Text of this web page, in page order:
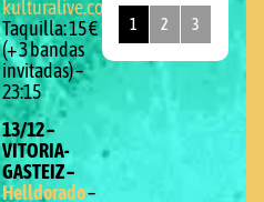
kulturalive.com )
Taquilla: 15 €
(+ 3 bandas
invitadas) –
23:15
13/12 –
VITORIA-
GASTEIZ –
Helldorado–
1 2 3